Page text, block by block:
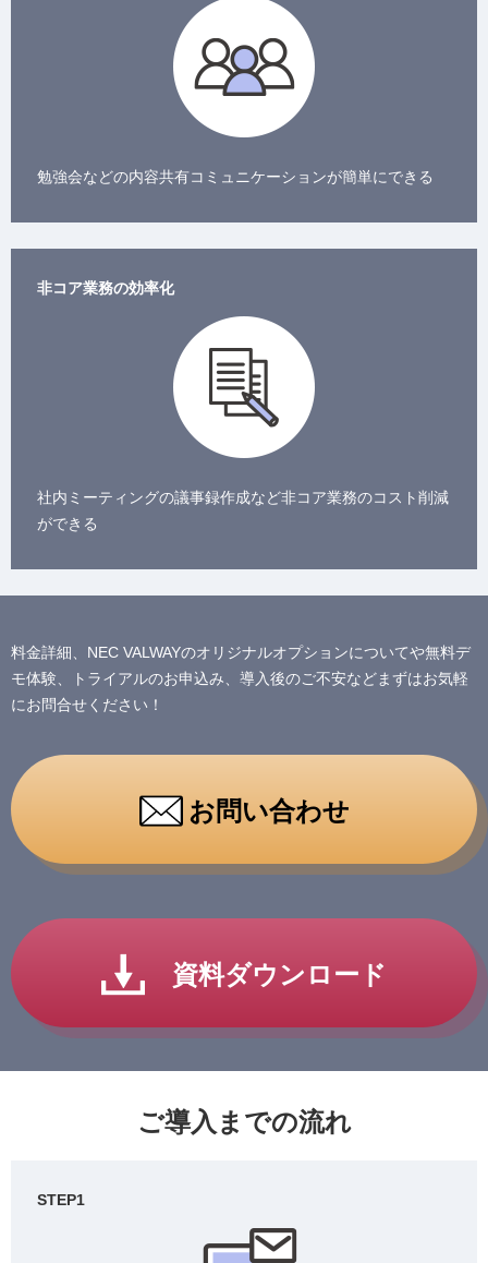
勉強会などの内容共有コミュニケーションが簡単にできる
非コア業務の効率化
社内ミーティングの議事録作成など非コア業務のコスト削減
ができる
料金詳細、NEC VALWAYのオリジナルオプションについてや無料デ
モ体験、トライアルのお申込み、導入後のご不安などまずはお気軽
にお問合せください！
お問い合わせ
資料ダウンロード
ご導入までの流れ
STEP1